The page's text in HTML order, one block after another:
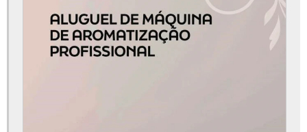
Aromatizador de ambiente programável
Aromatizador elétrico de ambiente